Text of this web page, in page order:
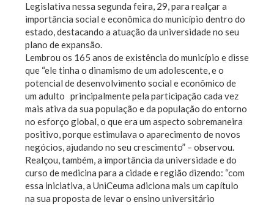
Legislativa nessa segunda feira, 29, para realçar a
importância social e econômica do município dentro do
estado, destacando a atuação da universidade no seu
plano de expansão.
Lembrou os 165 anos de existência do município e disse
que “ele tinha o dinamismo de um adolescente, e o
potencial de desenvolvimento social e econômico de
um adulto principalmente pela participação cada vez
mais ativa da sua população e da população do entorno
no esforço global, o que era um aspecto sobremaneira
positivo, porque estimulava o aparecimento de novos
negócios, ajudando no seu crescimento” – observou.
Realçou, também, a importância da universidade e do
curso de medicina para a cidade e região dizendo: “com
essa iniciativa, a UniCeuma adiciona mais um capítulo
na sua proposta de levar o ensino universitário